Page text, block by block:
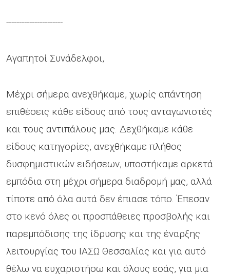
----------------------
Αγαπητοί Συνάδελφοι,
Μέχρι σήμερα ανεχθήκαμε, χωρίς απάντηση
επιθέσεις κάθε είδους από τους ανταγωνιστές
και τους αντιπάλους μας. Δεχθήκαμε κάθε
είδους κατηγορίες, ανεχθήκαμε πλήθος
δυσφημιστικών ειδήσεων, υποστήκαμε αρκετά
εμπόδια στη μέχρι σήμερα διαδρομή μας, αλλά
τίποτε από όλα αυτά δεν έπιασε τόπο. Έπεσαν
στο κενό όλες οι προσπάθειες προσβολής και
παρεμπόδισης της ίδρυσης και της έναρξης
λειτουργίας του ΙΑΣΩ Θεσσαλίας και για αυτό
θέλω να ευχαριστήσω και όλους εσάς, για μια